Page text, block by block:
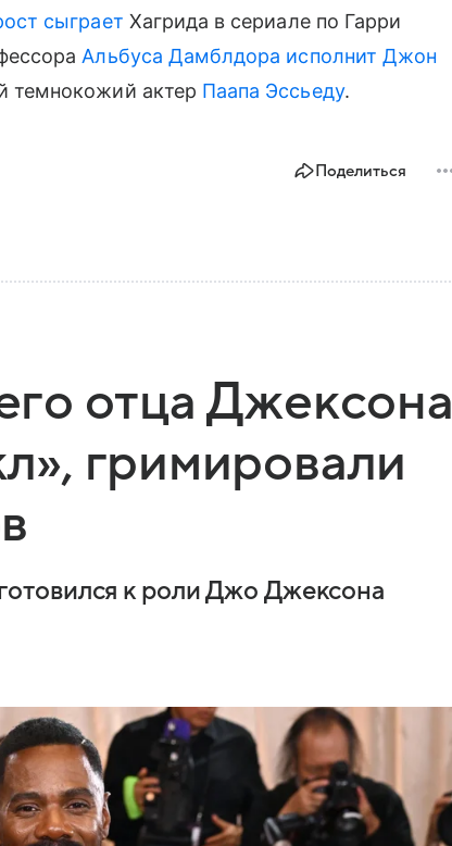
сыграет Хагрида в сериале по Гарри
Альбуса Дамблдора исполнит Джон
темнокожий актер Паапа Эссьеду.
Поделиться
отца Джексона
гримировали
к роли Джо Джексона